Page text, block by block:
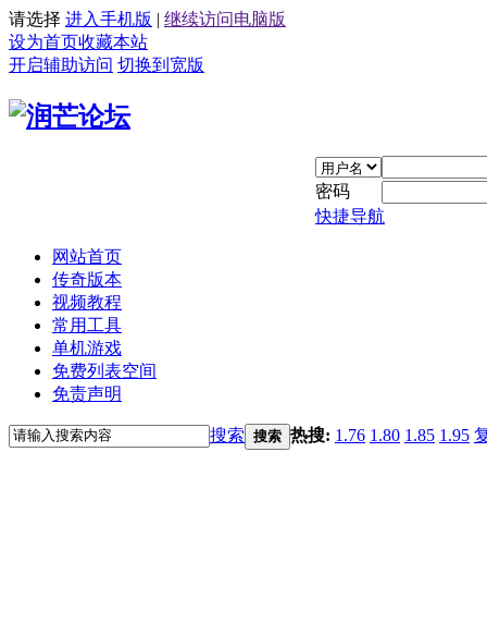
请选择 进入手机版 | 继续访问电脑版
设为首页收藏本站
开启辅助访问 切换到宽版
密码
快捷导航
网站首页
传奇版本
视频教程
常用工具
单机游戏
免费列表空间
免责声明
搜索 搜索 热搜: 1.76 1.80 1.85 1.95